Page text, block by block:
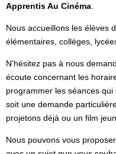
Apprentis Au Cinéma
Nous accueillons les élèves
élémentaires, collèges,
N'hésitez pas à nous
écoute concernant les
programmer les séances
soit une demande
projetons déjà ou un film
Nous pouvons vous